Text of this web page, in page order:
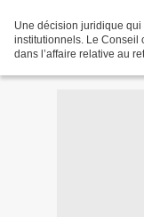
Une décision juridique qui
institutionnels. Le Conseil
dans l’affaire relative au